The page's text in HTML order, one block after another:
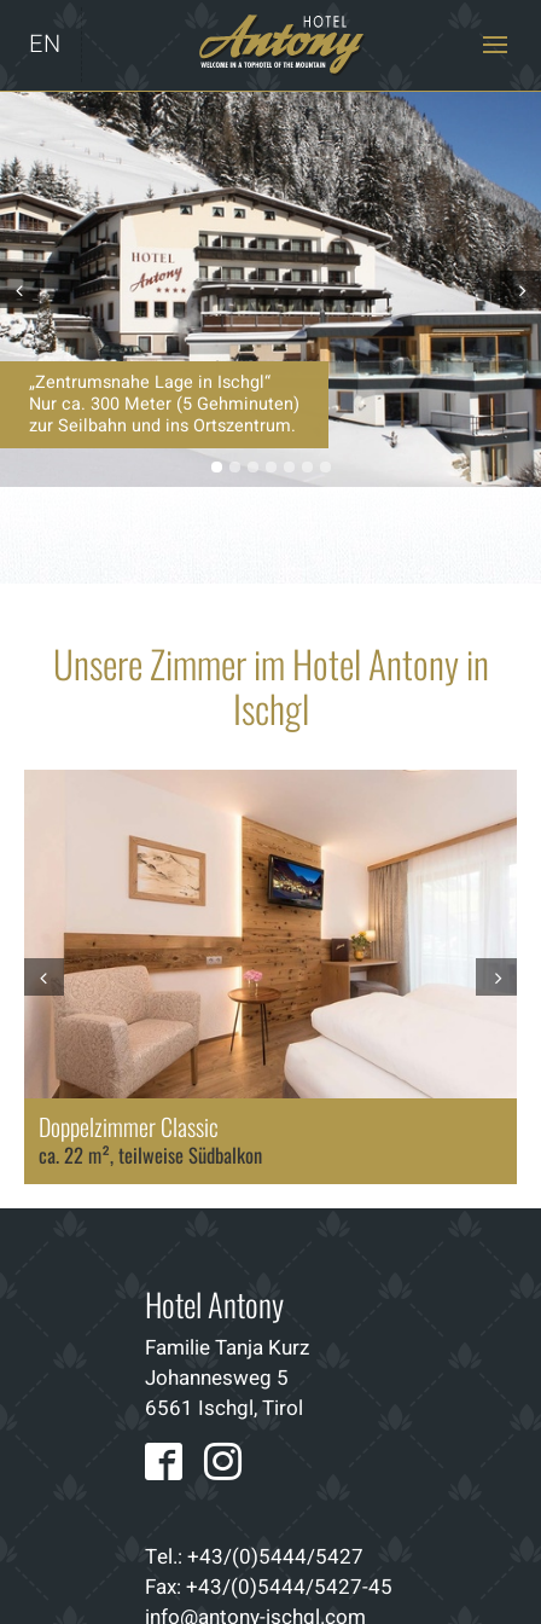
EN
„Zentrumsnahe Lage in Ischgl“
Nur ca. 300 Meter (5 Gehminuten)
zur Seilbahn und ins Ortszentrum.
Prev Next
Unsere Zimmer im Hotel Antony in
Ischgl
Doppelzimmer Classic
ca. 22 m², teilweise Südbalkon
Prev Next
Hotel Antony
Familie Tanja Kurz
Johannesweg 5
6561 Ischgl, Tirol
Tel.: +43/(0)5444/5427
Fax: +43/(0)5444/5427-45
info@antony-ischgl.com